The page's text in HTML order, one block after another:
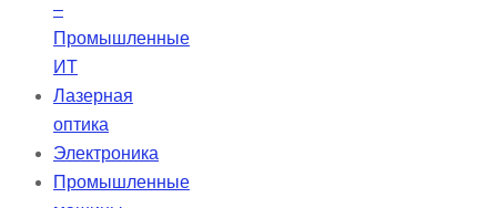
–
Промышленные
ИТ
Лазерная
оптика
Электроника
Промышленные